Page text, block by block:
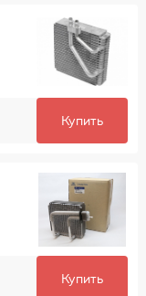
Купить
Купить